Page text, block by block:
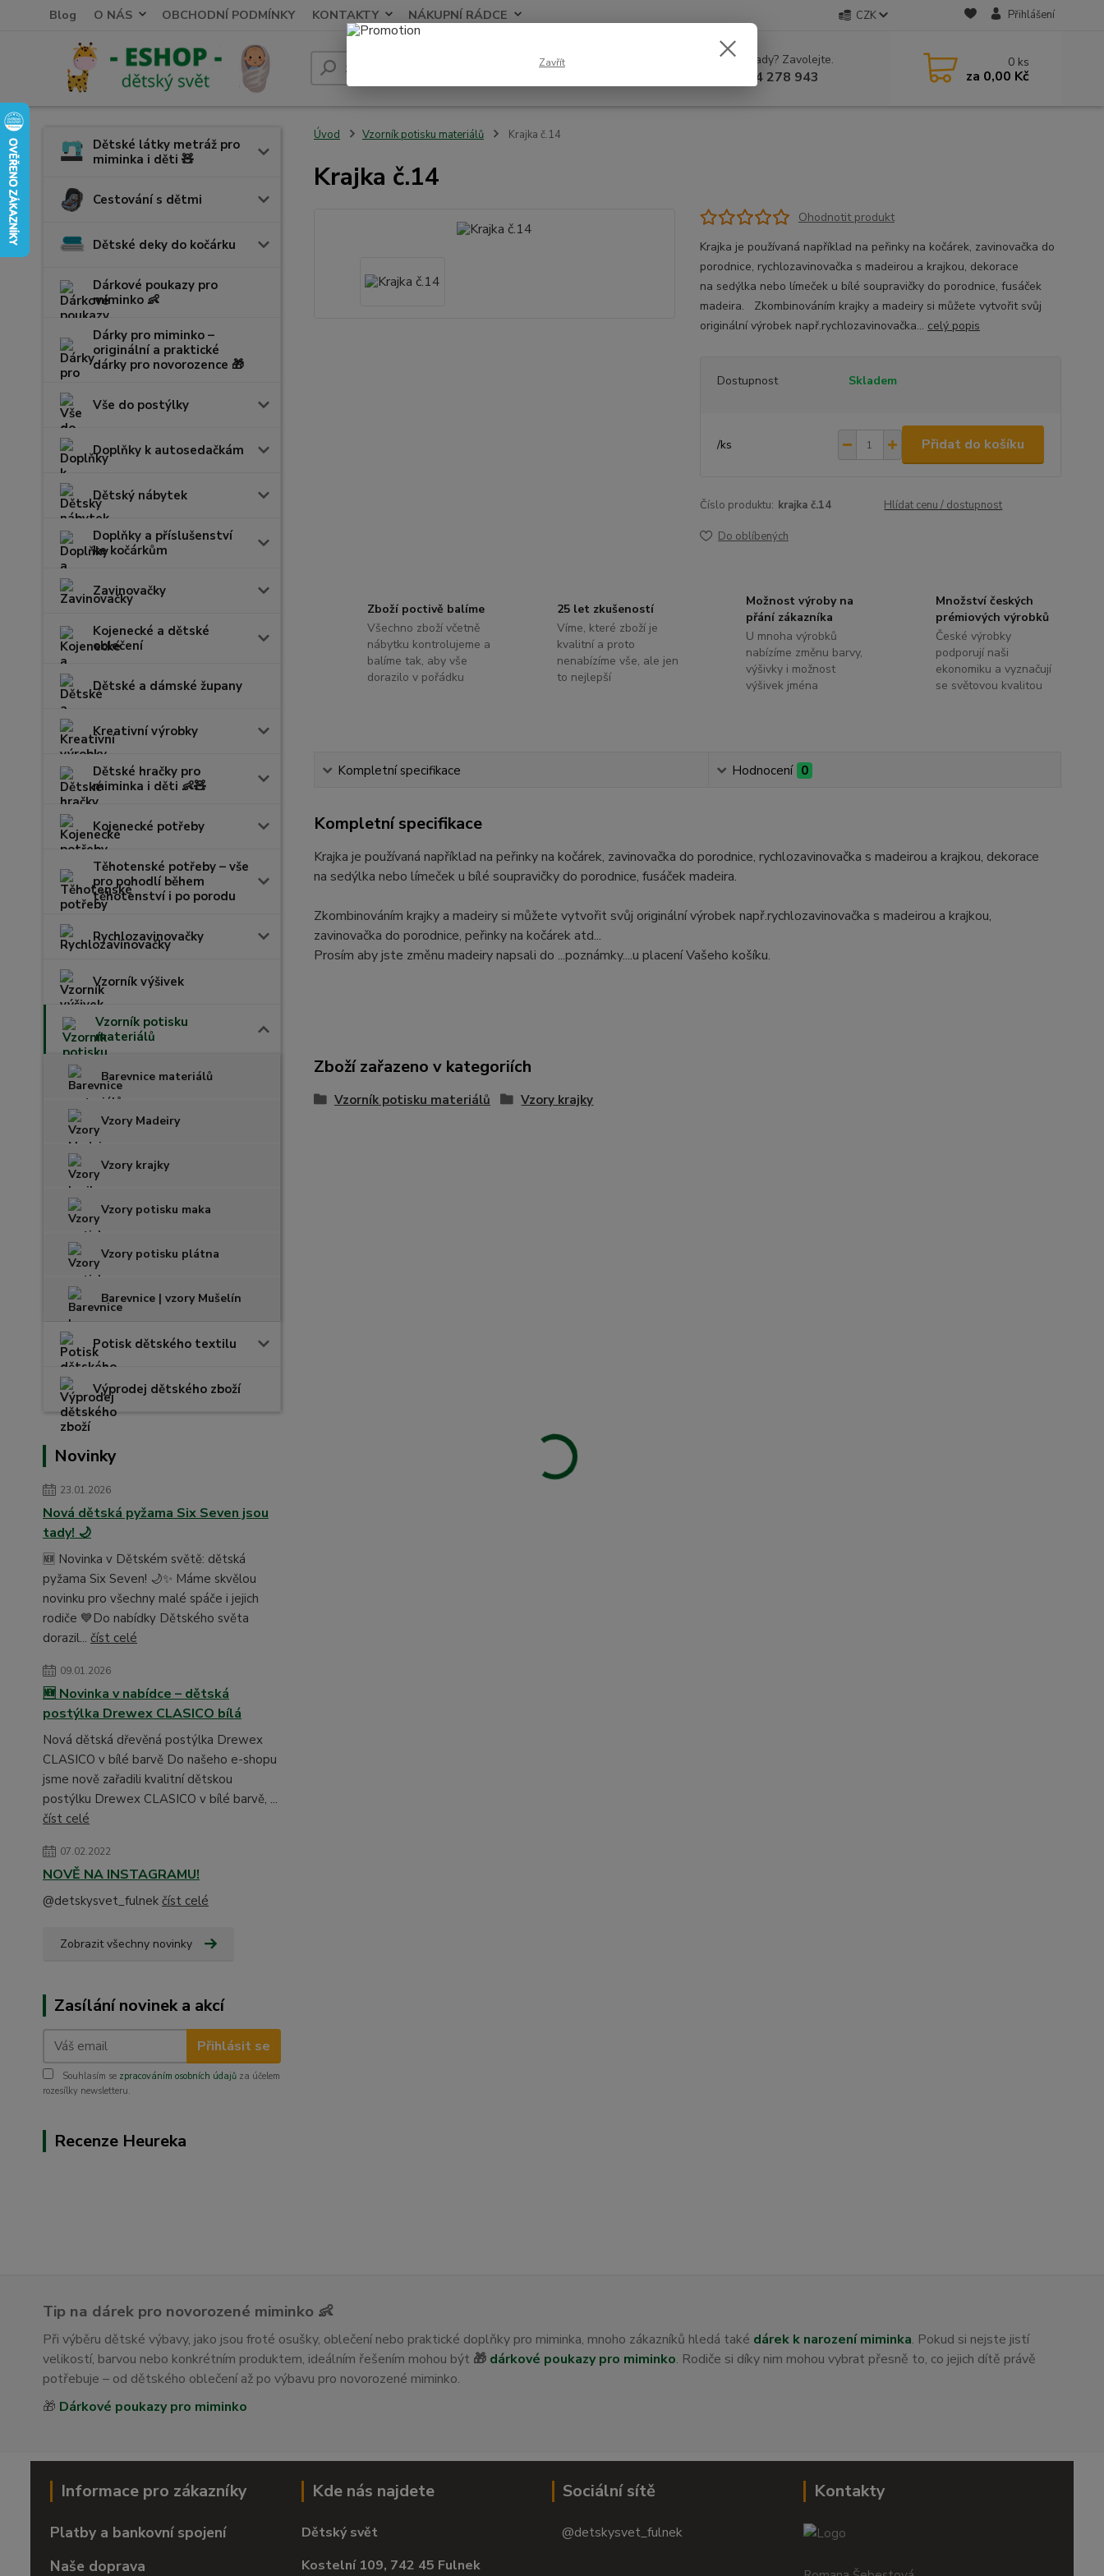
Blog O NÁS OBCHODNÍ PODMÍNKY KONTAKTY NÁKUPNÍ RÁDCE CZK Přihlášení
Hledat Nevíte si rady? Zavolejte.
+420 604 278 943
0 ks
za 0,00 Kč
Dětské látky metráž pro
miminka i děti 🧸
Cestování s dětmi
Dětské deky do kočárku
Dárkové poukazy pro
miminko 👶
Dárky pro miminko –
originální a praktické
dárky pro novorozence 🎁
Vše do postýlky
Doplňky k autosedačkám
Dětský nábytek
Doplňky a příslušenství
ke kočárkům
Zavinovačky
Kojenecké a dětské
oblečení
Dětské a dámské župany
Kreativní výrobky
Dětské hračky pro
miminka i děti 👶🧸
Kojenecké potřeby
Těhotenské potřeby – vše
pro pohodlí během
těhotenství i po porodu
Rychlozavinovačky
Vzorník výšivek
Vzorník potisku
materiálů
Barevnice materiálů
Vzory Madeiry
Vzory krajky
Vzory potisku maka
Vzory potisku plátna
Barevnice | vzory Mušelín
Potisk dětského textilu
Výprodej dětského zboží
Novinky
23.01.2026
Nová dětská pyžama Six Seven jsou
tady! 🌙
🆕 Novinka v Dětském světě: dětská
pyžama Six Seven! 🌙✨ Máme skvělou
novinku pro všechny malé spáče i jejich
rodiče 💙Do nabídky Dětského světa
dorazil... číst celé
09.01.2026
🆕 Novinka v nabídce – dětská
postýlka Drewex CLASICO bílá
Nová dětská dřevěná postýlka Drewex
CLASICO v bílé barvě Do našeho e-shopu
jsme nově zařadili kvalitní dětskou
postýlku Drewex CLASICO v bílé barvě, ...
číst celé
07.02.2022
NOVĚ NA INSTAGRAMU!
@detskysvet_fulnek číst celé
Zobrazit všechny novinky
Zasílání novinek a akcí
Přihlásit se
Souhlasím se zpracováním osobních údajů za účelem
rozesílky newsletteru.
Recenze Heureka
Úvod Vzorník potisku materiálů Krajka č.14
Krajka č.14
Ohodnotit produkt
Krajka je používaná například na peřinky na kočárek, zavinovačka do
porodnice, rychlozavinovačka s madeirou a krajkou, dekorace
na sedýlka nebo límeček u bílé soupravičky do porodnice, fusáček
madeira. Zkombinováním krajky a madeiry si můžete vytvořit svůj
originální výrobek např.rychlozavinovačka... celý popis
Dostupnost Skladem
/ks Přidat do košíku
Číslo produktu: krajka č.14 Hlídat cenu / dostupnost
Do oblíbených
Zboží poctivě balíme
Všechno zboží včetně
nábytku kontrolujeme a
balíme tak, aby vše
dorazilo v pořádku
25 let zkušeností
Víme, které zboží je
kvalitní a proto
nenabízíme vše, ale jen
to nejlepší
Možnost výroby na
přání zákazníka
U mnoha výrobků
nabízíme změnu barvy,
výšivky i možnost
výšivek jména
Množství českých
prémiových výrobků
České výrobky
podporují naši
ekonomiku a vyznačují
se světovou kvalitou
Kompletní specifikace Hodnocení 0
Kompletní specifikace
Krajka je používaná například na peřinky na kočárek, zavinovačka do porodnice, rychlozavinovačka s madeirou a krajkou, dekorace
na sedýlka nebo límeček u bílé soupravičky do porodnice, fusáček madeira.
Zkombinováním krajky a madeiry si můžete vytvořit svůj originální výrobek např.rychlozavinovačka s madeirou a krajkou,
zavinovačka do porodnice, peřinky na kočárek atd...
Prosím aby jste změnu madeiry napsali do ...poznámky....u placení Vašeho košíku.
Zboží zařazeno v kategoriích
Vzorník potisku materiálů Vzory krajky
Tip na dárek pro novorozené miminko 👶
Při výběru dětské výbavy, jako jsou froté osušky, oblečení nebo praktické doplňky pro miminka, mnoho zákazníků hledá také dárek k narození miminka. Pokud si nejste jistí
velikostí, barvou nebo konkrétním produktem, ideálním řešením mohou být 🎁 dárkové poukazy pro miminko. Rodiče si díky nim mohou vybrat přesně to, co jejich dítě právě
potřebuje – od dětského oblečení až po výbavu pro novorozené miminko.
🎁 Dárkové poukazy pro miminko
Informace pro zákazníky
Platby a bankovní spojení
Naše doprava
Kde nás najdete
Dětský svět
Kostelní 109, 742 45 Fulnek
Sociální sítě
@detskysvet_fulnek
Kontakty
Zavřít